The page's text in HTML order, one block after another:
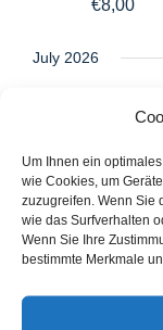
Um Ihnen ein
wie Cookies, um
zuzugreifen. Wenn Sie
wie das Surfverhalten
Wenn Sie Ihre
bestimmte Merkmale
€8,00
July 2026
8. July